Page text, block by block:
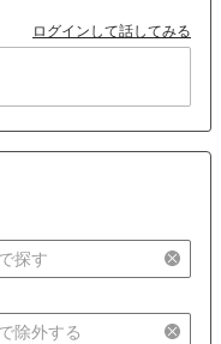
ログインして話してみる